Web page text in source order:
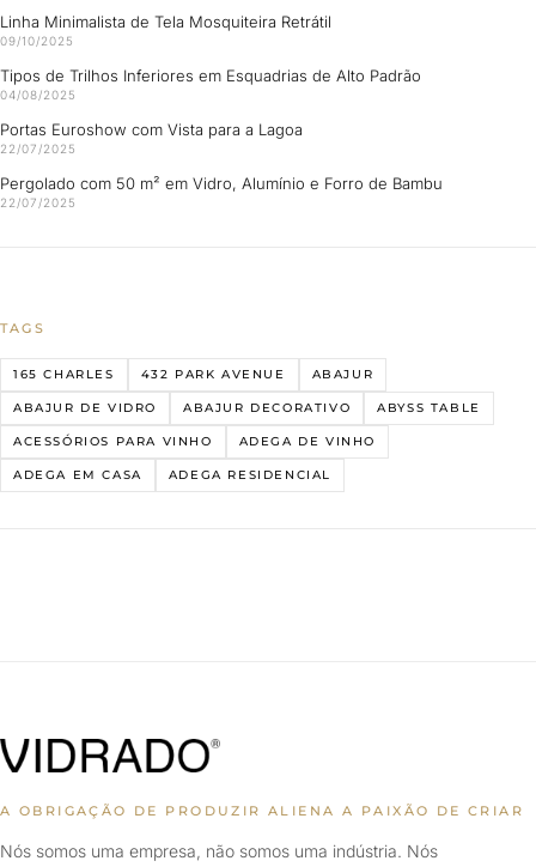
Linha Minimalista de Tela Mosquiteira Retrátil
09/10/2025
Tipos de Trilhos Inferiores em Esquadrias de Alto Padrão
04/08/2025
Portas Euroshow com Vista para a Lagoa
22/07/2025
Pergolado com 50 m² em Vidro, Alumínio e Forro de Bambu
22/07/2025
TAGS
165 CHARLES 432 PARK AVENUE ABAJUR
ABAJUR DE VIDRO ABAJUR DECORATIVO ABYSS TABLE
ACESSÓRIOS PARA VINHO ADEGA DE VINHO
ADEGA EM CASA ADEGA RESIDENCIAL
A OBRIGAÇÃO DE PRODUZIR ALIENA A PAIXÃO DE CRIAR
Nós somos uma empresa, não somos uma indústria. Nós